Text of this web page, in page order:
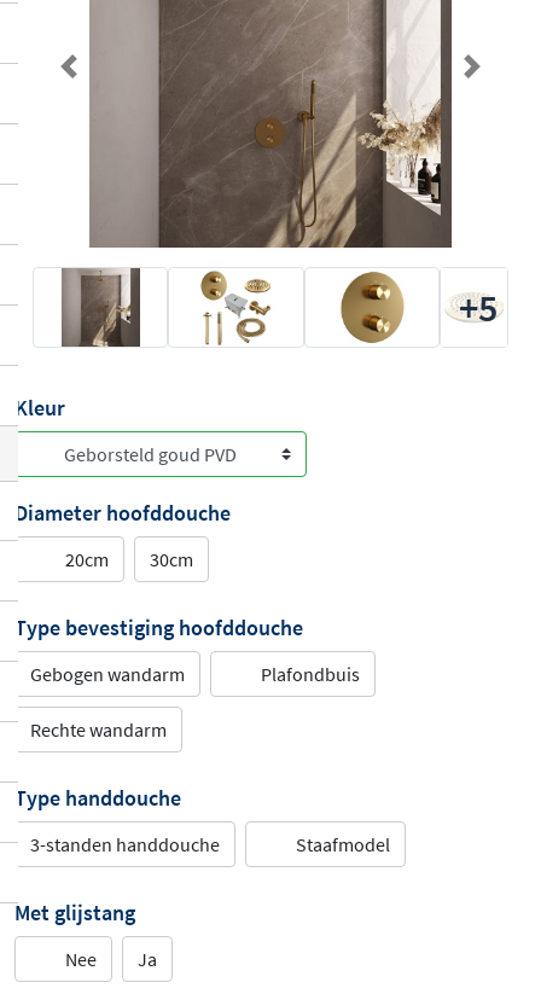
Previous Next
+5
Kleur
Diameter hoofddouche
20cm 30cm
Type bevestiging hoofddouche
Gebogen wandarm Plafondbuis
Rechte wandarm
Type handdouche
3-standen handdouche Staafmodel
Met glijstang
Nee Ja